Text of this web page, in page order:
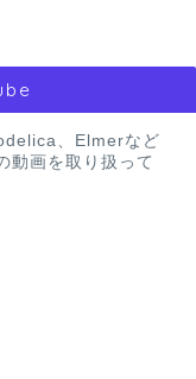
、Elmerなど
動画を取り扱って